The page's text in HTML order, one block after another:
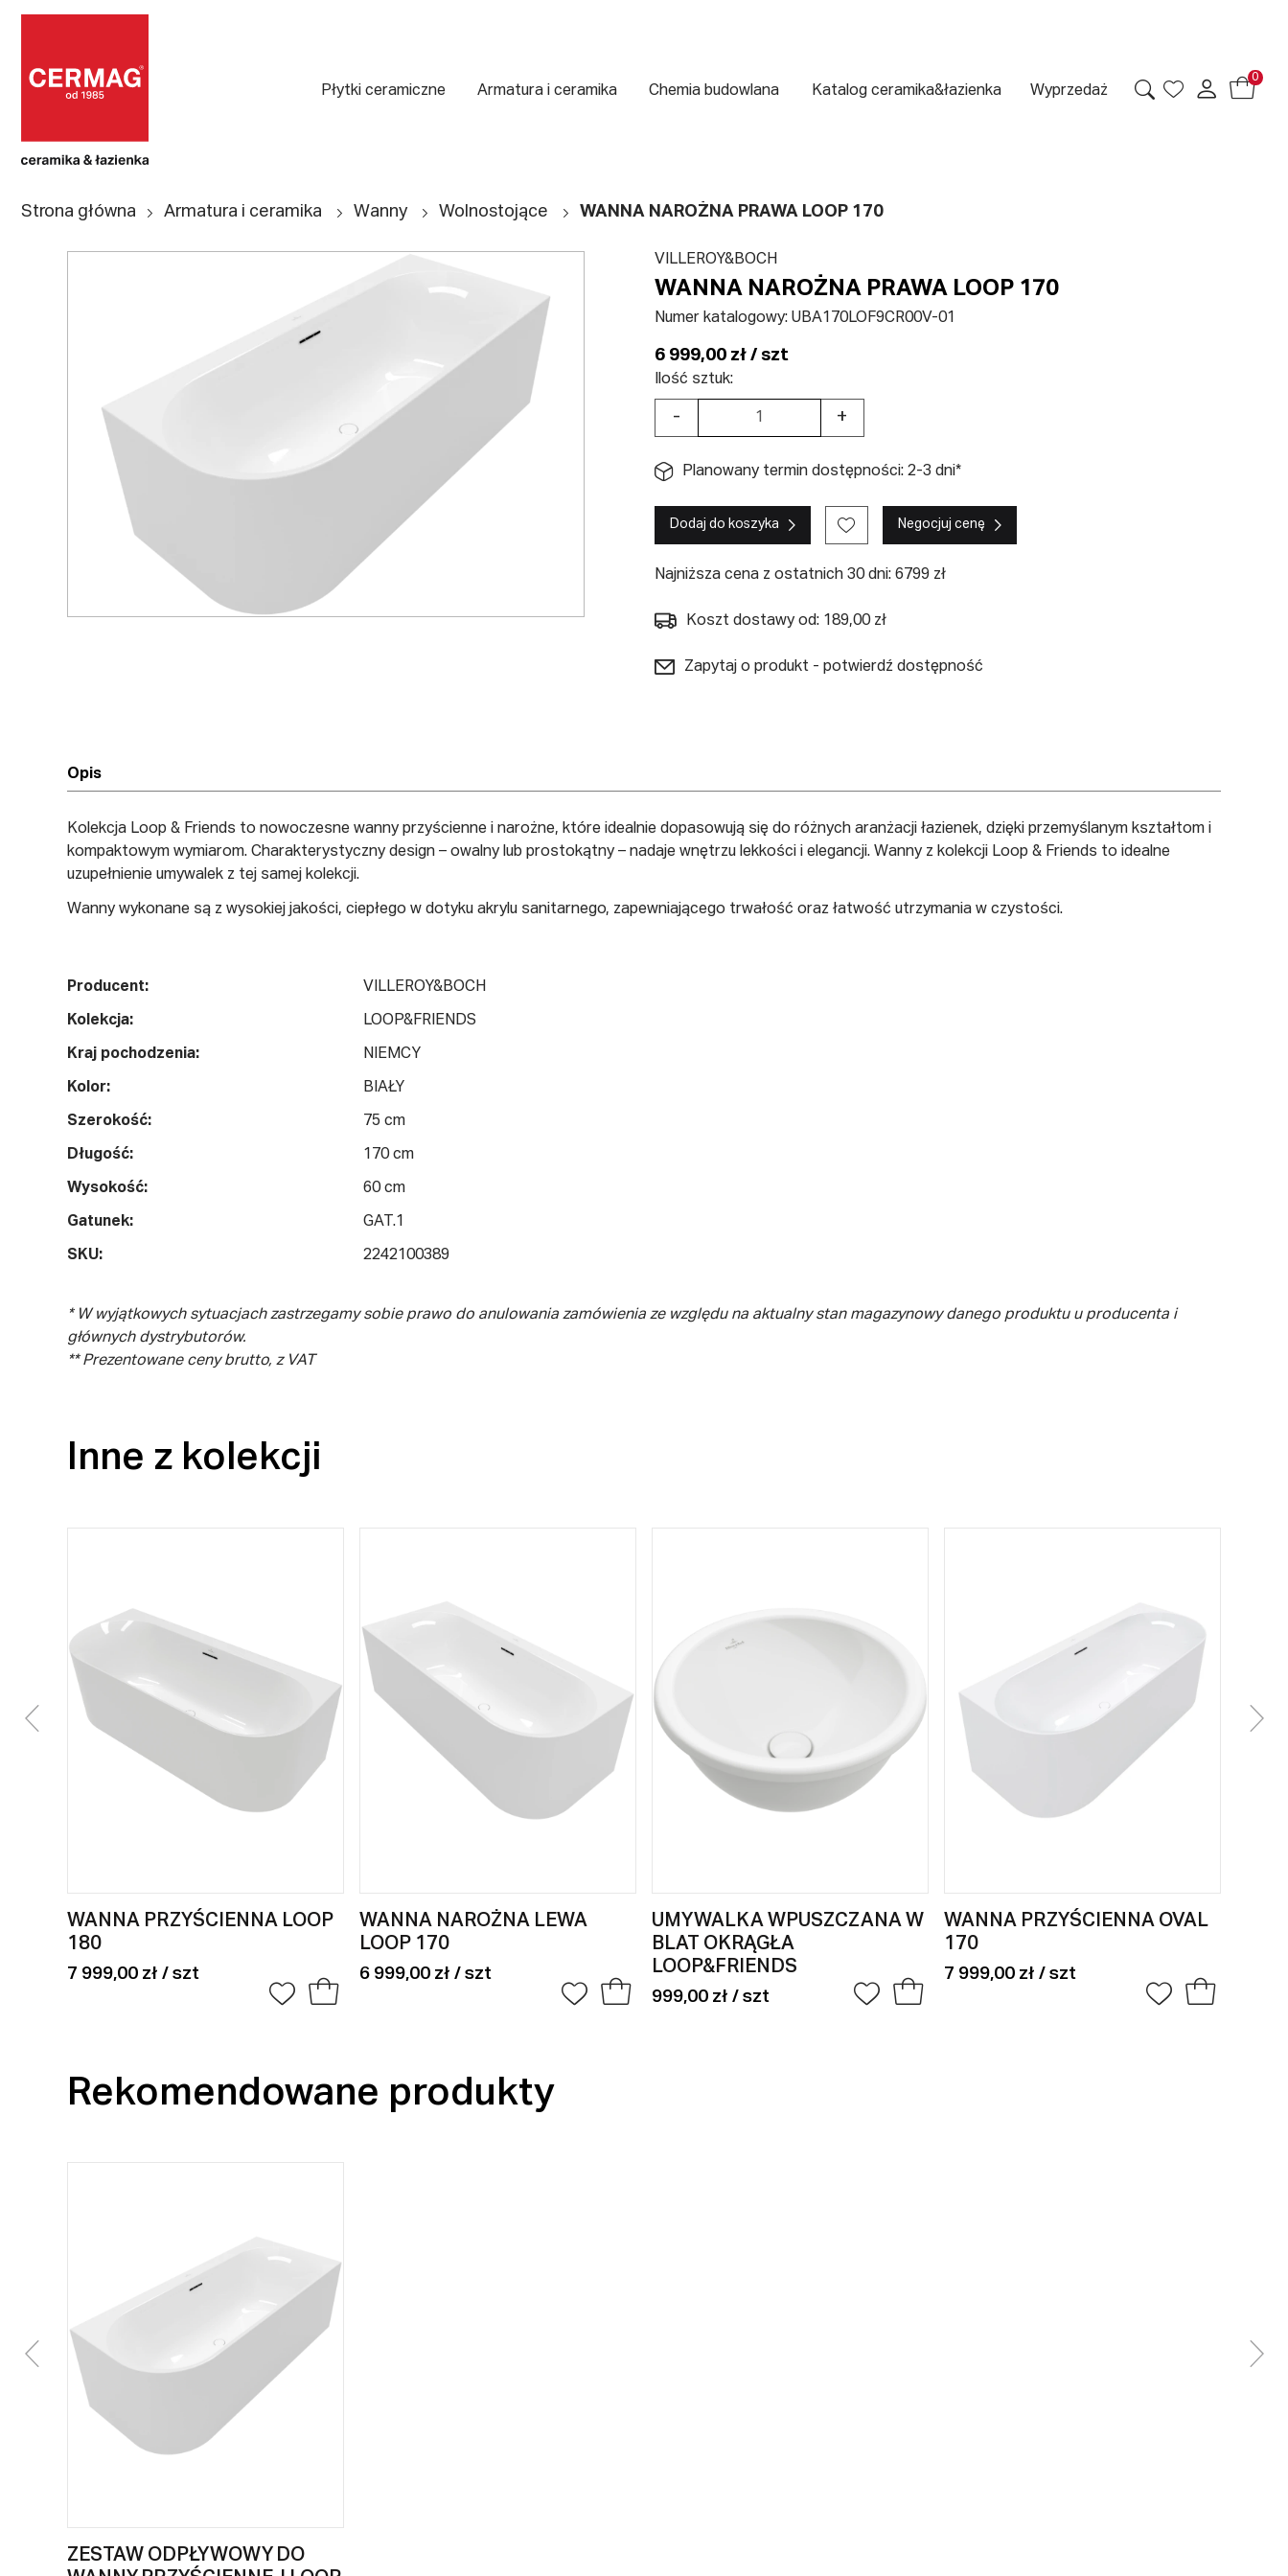
Płytki ceramiczne Armatura i ceramika Chemia budowlana Katalog ceramika&łazienka Wyprzedaż
0
Strona główna Armatura i ceramika Wanny Wolnostojące WANNA NAROŻNA PRAWA LOOP 170
VILLEROY&BOCH
WANNA NAROŻNA PRAWA LOOP 170
Numer katalogowy:UBA170LOF9CR00V-01
6 999,00 zł / szt
Ilość sztuk:
- +
Planowany termin dostępności: 2-3 dni*
Dodaj do koszyka Negocjuj cenę
Najniższa cena z ostatnich 30 dni: 6799 zł
Koszt dostawy od: 189,00 zł
Zapytaj o produkt - potwierdź dostępność
Opis
Kolekcja Loop & Friends to nowoczesne wanny przyścienne i narożne, które idealnie dopasowują się do różnych aranżacji łazienek, dzięki przemyślanym kształtom i
kompaktowym wymiarom. Charakterystyczny design – owalny lub prostokątny – nadaje wnętrzu lekkości i elegancji. Wanny z kolekcji Loop & Friends to idealne
uzupełnienie umywalek z tej samej kolekcji.
Wanny wykonane są z wysokiej jakości, ciepłego w dotyku akrylu sanitarnego, zapewniającego trwałość oraz łatwość utrzymania w czystości.
Producent: VILLEROY&BOCH
Kolekcja: LOOP&FRIENDS
Kraj pochodzenia: NIEMCY
Kolor: BIAŁY
Szerokość: 75 cm
Długość: 170 cm
Wysokość: 60 cm
Gatunek: GAT.1
SKU: 2242100389
* W wyjątkowych sytuacjach zastrzegamy sobie prawo do anulowania zamówienia ze względu na aktualny stan magazynowy danego produktu u producenta i
głównych dystrybutorów.
** Prezentowane ceny brutto, z VAT
Inne z kolekcji
WANNA PRZYŚCIENNA LOOP
180
7 999,00 zł / szt
WANNA NAROŻNA LEWA
LOOP 170
6 999,00 zł / szt
UMYWALKA WPUSZCZANA W
BLAT OKRĄGŁA
LOOP&FRIENDS
999,00 zł / szt
WANNA PRZYŚCIENNA OVAL
170
7 999,00 zł / szt
Rekomendowane produkty
ZESTAW ODPŁYWOWY DO